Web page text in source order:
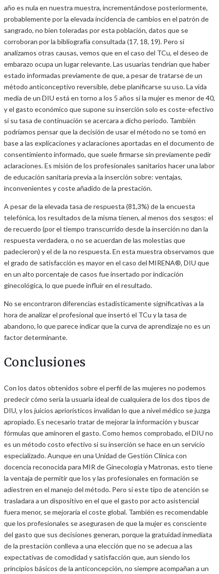
año es nula en nuestra muestra, incrementándose posteriormente,
probablemente por la elevada incidencia de cambios en el patrón de
sangrado, no bien toleradas por esta población, datos que se
corroboran por la bibliografía consultada (17, 18, 19). Pero si
analizamos otras causas, vemos que en el caso del TCu, el deseo de
embarazo ocupa un lugar relevante. Las usuarias tendrían que haber
estado informadas previamente de que, a pesar de tratarse de un
método anticonceptivo reversible, debe planificarse su uso. La vida
media de un DIU está en torno a los 5 años si la mujer es menor de 40,
y el gasto económico que supone su inserción solo es coste-efectivo
si su tasa de continuación se acercara a dicho período. También
podríamos pensar que la decisión de usar el método no se tomó en
base a las explicaciones y aclaraciones aportadas en el documento de
consentimiento informado, que suele firmarse sin previamente pedir
aclaraciones. Es misión de los profesionales sanitarios hacer una labor
de educación sanitaria previa a la inserción sobre: ventajas,
inconvenientes y coste añadido de la prestación.
A pesar de la elevada tasa de respuesta (81,3%) de la encuesta
telefónica, los resultados de la misma tienen, al menos dos sesgos: el
de recuerdo (por el tiempo transcurrido desde la inserción no dan la
respuesta verdadera, o no se acuerdan de las molestias que
padecieron) y el de la no respuesta. En esta muestra observamos que
el grado de satisfacción es mayor en el caso del MIRENA®, DIU que
en un alto porcentaje de casos fue insertado por indicación
ginecológica, lo que puede influir en el resultado.
No se encontraron diferencias estadísticamente significativas a la
hora de analizar el profesional que insertó el TCu y la tasa de
abandono, lo que parece indicar que la curva de aprendizaje no es un
factor determinante.
Conclusiones
Con los datos obtenidos sobre el perfil de las mujeres no podemos
predecir cómo sería la usuaria ideal de cualquiera de los dos tipos de
DIU, y los juicios apriorísticos invalidan lo que a nivel médico se juzga
apropiado. Es necesario tratar de mejorar la información y buscar
fórmulas que aminoren el gasto. Como hemos comprobado, el DIU no
es un método costo efectivo si su inserción se hace en un servicio
especializado. Aunque en una Unidad de Gestión Clínica con
docencia reconocida para MIR de Ginecología y Matronas, esto tiene
la ventaja de permitir que los y las profesionales en formación se
adiestren en el manejo del método. Pero si este tipo de atención se
trasladara a un dispositivo en el que el gasto por acto asistencial
fuera menor, se mejoraría el coste global. También es recomendable
que los profesionales se asegurasen de que la mujer es consciente
del gasto que sus decisiones generan, porque la gratuidad inmediata
de la prestación conlleva a una elección que no se adecua a las
expectativas de comodidad y satisfacción que, aun siendo los
principios básicos de la anticoncepción, no siempre acompañan a un